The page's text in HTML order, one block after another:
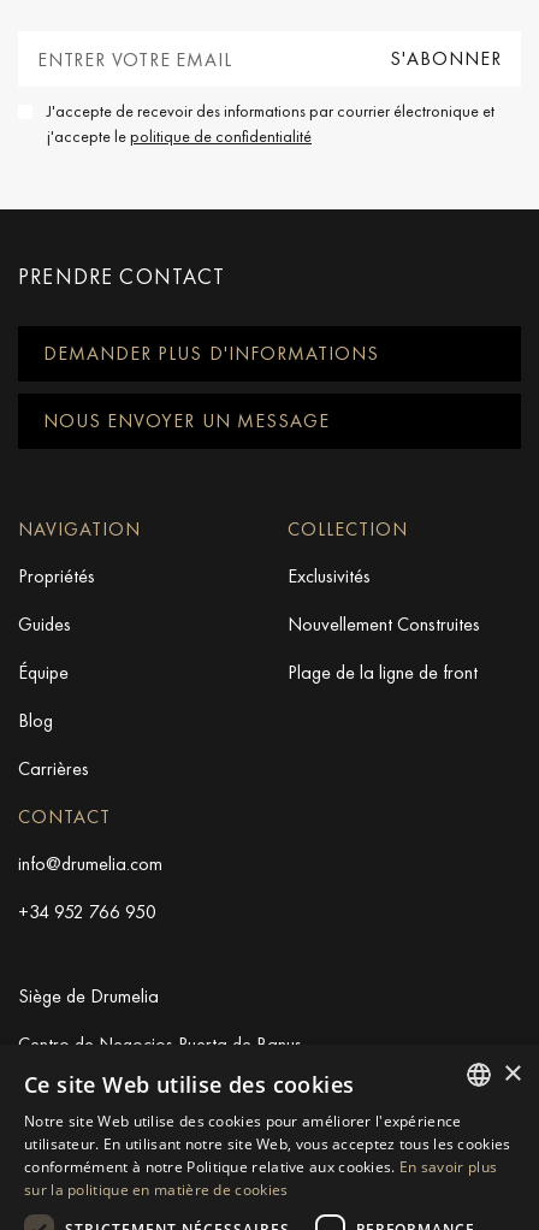
J'accepte de recevoir des informations par courrier électronique et
j'accepte lepolitique de confidentialité
PRENDRE CONTACT
DEMANDER PLUS D'INFORMATIONS
NOUS ENVOYER UN MESSAGE
NAVIGATION
Propriétés
Guides
Équipe
Blog
Carrières
COLLECTION
Exclusivités
Nouvellement Construites
Plage de la ligne de front
CONTACT
info@drumelia.com
+34 952 766 950
Siège de Drumelia
Centro de Negocios Puerta de Banus
Edificio B, Local 11
+34 952 766 950
info@drumelia.com
ENGLISH
SPANISH
×
Ce site Web utilise des cookies
Notre site Web utilise des cookies pour améliorer l'expérience
utilisateur. En utilisant notre site Web, vous acceptez tous les cookies
conformément à notre Politique relative aux cookies. En savoir plus
sur la politique en matière de cookies